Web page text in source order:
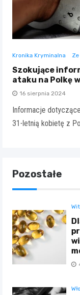
Kronika Kryminalna
Szokujące
ataku na Polkę
16 sierpnia 2024
Informacje
31-letnią kobietę z
Pozostałe